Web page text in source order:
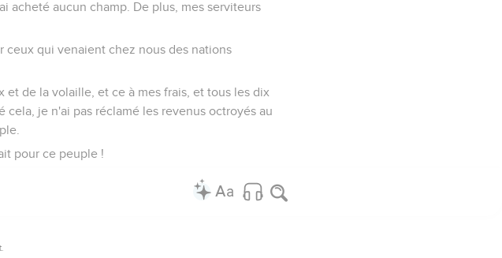
acheté aucun champ. De plus, mes serviteurs
ceux qui venaient chez nous des nations
de la volaille, et ce à mes frais, et tous les dix
je n'ai pas réclamé les revenus octroyés au
pour ce peuple !